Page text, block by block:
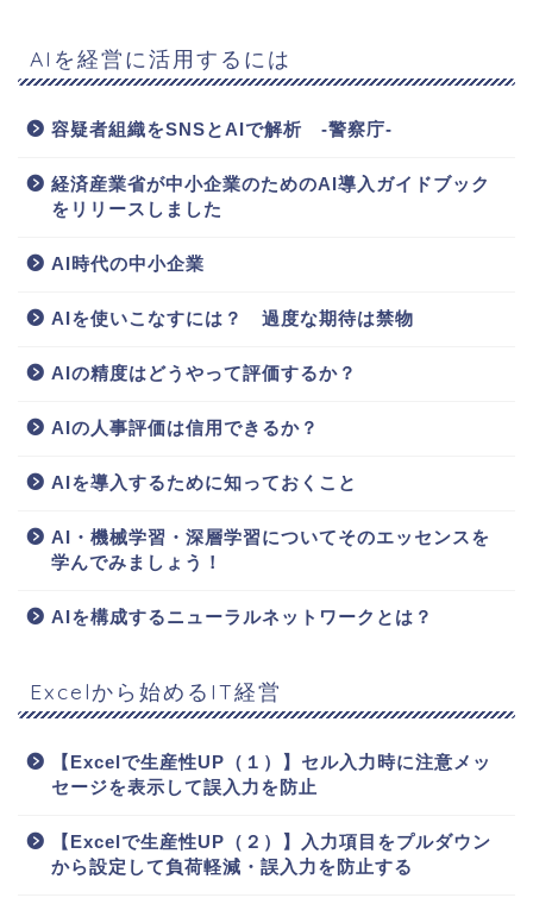
AIを経営に活用するには
容疑者組織をSNSとAIで解析 -警察庁-
経済産業省が中小企業のためのAI導入ガイドブック
をリリースしました
AI時代の中小企業
AIを使いこなすには？ 過度な期待は禁物
AIの精度はどうやって評価するか？
AIの人事評価は信用できるか？
AIを導入するために知っておくこと
AI・機械学習・深層学習についてそのエッセンスを
学んでみましょう！
AIを構成するニューラルネットワークとは？
Excelから始めるIT経営
【Excelで生産性UP（１）】セル入力時に注意メッ
セージを表示して誤入力を防止
【Excelで生産性UP（２）】入力項目をプルダウン
から設定して負荷軽減・誤入力を防止する